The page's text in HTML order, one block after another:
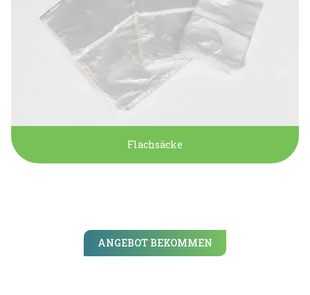
Flachsäcke
ANGEBOT BEKOMMEN